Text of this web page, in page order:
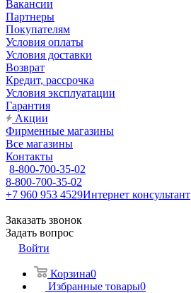
Вакансии
Партнеры
Покупателям
Условия оплаты
Условия доставки
Возврат
Кредит, рассрочка
Условия эксплуатации
Гарантия
Акции
Фирменные магазины
Все магазины
Контакты
8-800-700-35-02
8-800-700-35-02
+7 960 953 4529Интернет консультант
Заказать звонок
Задать вопрос
Войти
Корзина0
Избранные товары0